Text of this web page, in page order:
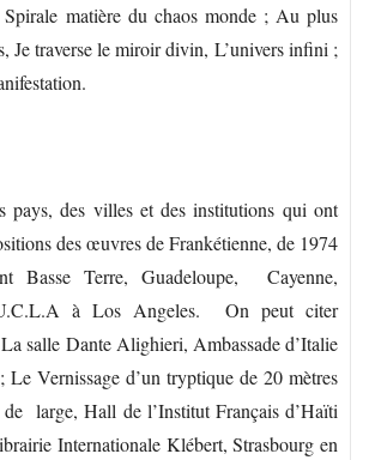
matière du chaos monde ; Au plus
Je traverse le miroir divin, L’univers infini ;
pays, des villes et des institutions qui ont
des œuvres de Frankétienne, de 1974
Basse Terre, Guadeloupe, Cayenne,
à Los Angeles. On peut citer
salle Dante Alighieri, Ambassade d’Italie
Vernissage d’un tryptique de 20 mètres
large, Hall de l’Institut Français d’Haïti
Internationale Klébert, Strasbourg en